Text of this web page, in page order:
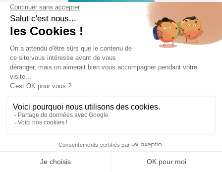
Nous sommes désolés, aucun résultat n'a pu
être trouvé suivant les critères de recherche.
Vous pouvez rechercher des tests dans les
départements limitrophes ci-dessous.
CGU
COPYRIGHT © 2026 AAC NUMÉRIQUE SASU TOUS